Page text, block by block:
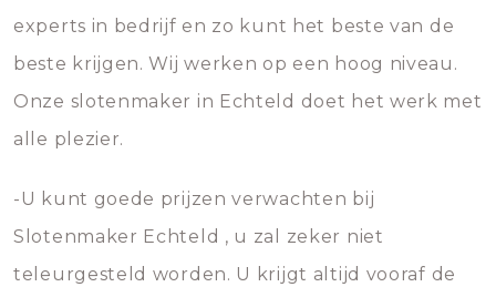
experts in bedrijf en zo kunt het beste van de
beste krijgen. Wij werken op een hoog niveau.
Onze slotenmaker in Echteld doet het werk met
alle plezier.
-U kunt goede prijzen verwachten bij
Slotenmaker Echteld , u zal zeker niet
teleurgesteld worden. U krijgt altijd vooraf de